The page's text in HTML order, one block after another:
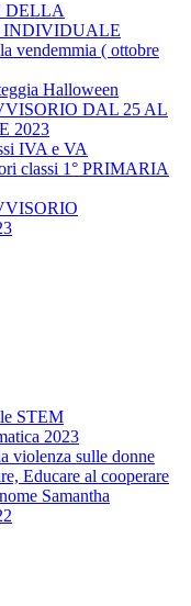
DELLA
INDIVIDUALE
vendemmia ( ottobre
Halloween
DAL 25 AL
2023
IVA e VA
classi 1° PRIMARIA
STEM
2023
violenza sulle donne
Educare al cooperare
Samantha